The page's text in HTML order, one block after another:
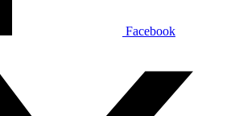
Facebook